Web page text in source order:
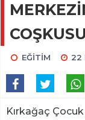
COŞKUSU
EĞİTİM 22
Kırkağaç